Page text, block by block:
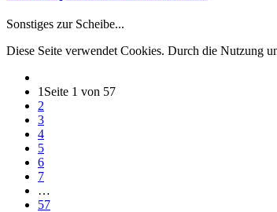
Sonstiges zur Scheibe...
Diese Seite verwendet Cookies. Durch die Nutzung
1 Seite 1 von 57
2
3
4
5
6
7
…
57